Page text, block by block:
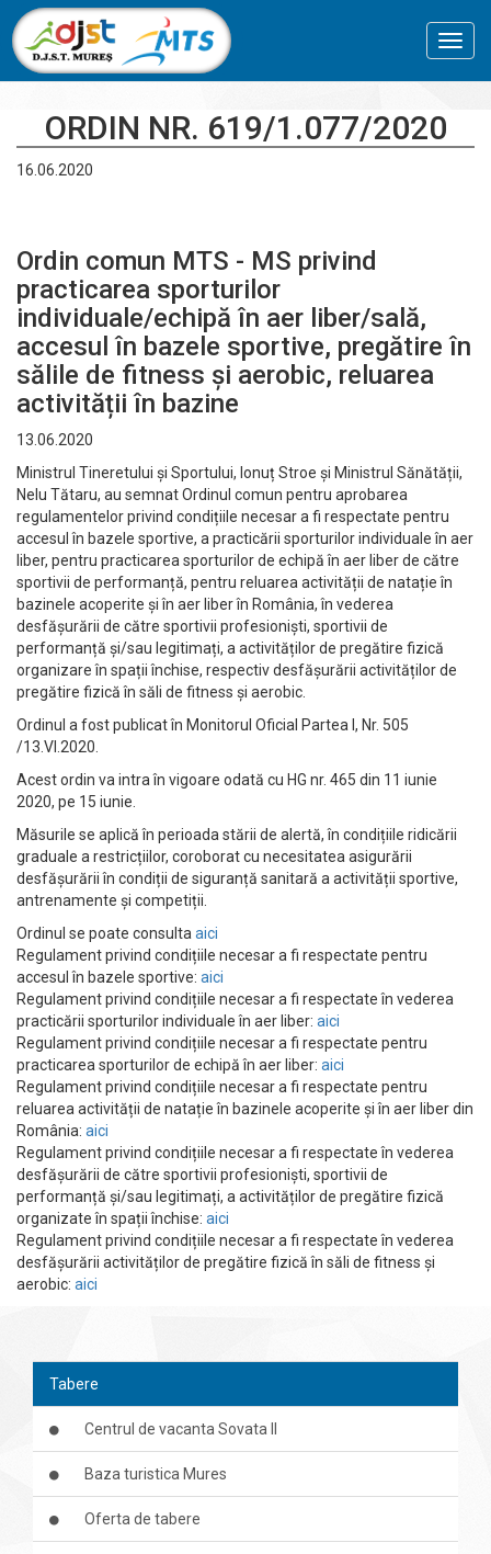
ORDIN NR. 619/1.077/2020
16.06.2020
Ordin comun MTS - MS privind
practicarea sporturilor
individuale/echipă în aer liber/sală,
accesul în bazele sportive, pregătire în
sălile de fitness și aerobic, reluarea
activității în bazine
13.06.2020
Ministrul Tineretului și Sportului, Ionuț Stroe și Ministrul Sănătății,
Nelu Tătaru, au semnat Ordinul comun pentru aprobarea
regulamentelor privind condițiile necesar a fi respectate pentru
accesul în bazele sportive, a practicării sporturilor individuale în aer
liber, pentru practicarea sporturilor de echipă în aer liber de către
sportivii de performanță, pentru reluarea activității de natație în
bazinele acoperite și în aer liber în România, în vederea
desfășurării de către sportivii profesioniști, sportivii de
performanță și/sau legitimați, a activităților de pregătire fizică
organizare în spații închise, respectiv desfășurării activităților de
pregătire fizică în săli de fitness și aerobic.
Ordinul a fost publicat în Monitorul Oficial Partea I, Nr. 505
/13.VI.2020.
Acest ordin va intra în vigoare odată cu HG nr. 465 din 11 iunie
2020, pe 15 iunie.
Măsurile se aplică în perioada stării de alertă, în condițiile ridicării
graduale a restricțiilor, coroborat cu necesitatea asigurării
desfășurării în condiții de siguranță sanitară a activității sportive,
antrenamente și competiții.
Ordinul se poate consulta aici
Regulament privind condițiile necesar a fi respectate pentru
accesul în bazele sportive: aici
Regulament privind condițiile necesar a fi respectate în vederea
practicării sporturilor individuale în aer liber: aici
Regulament privind condițiile necesar a fi respectate pentru
practicarea sporturilor de echipă în aer liber: aici
Regulament privind condițiile necesar a fi respectate pentru
reluarea activității de natație în bazinele acoperite și în aer liber din
România: aici
Regulament privind condițiile necesar a fi respectate în vederea
desfășurării de către sportivii profesioniști, sportivii de
performanță și/sau legitimați, a activităților de pregătire fizică
organizate în spații închise: aici
Regulament privind condițiile necesar a fi respectate în vederea
desfășurării activităților de pregătire fizică în săli de fitness și
aerobic: aici
Tabere
Centrul de vacanta Sovata II
Baza turistica Mures
Oferta de tabere